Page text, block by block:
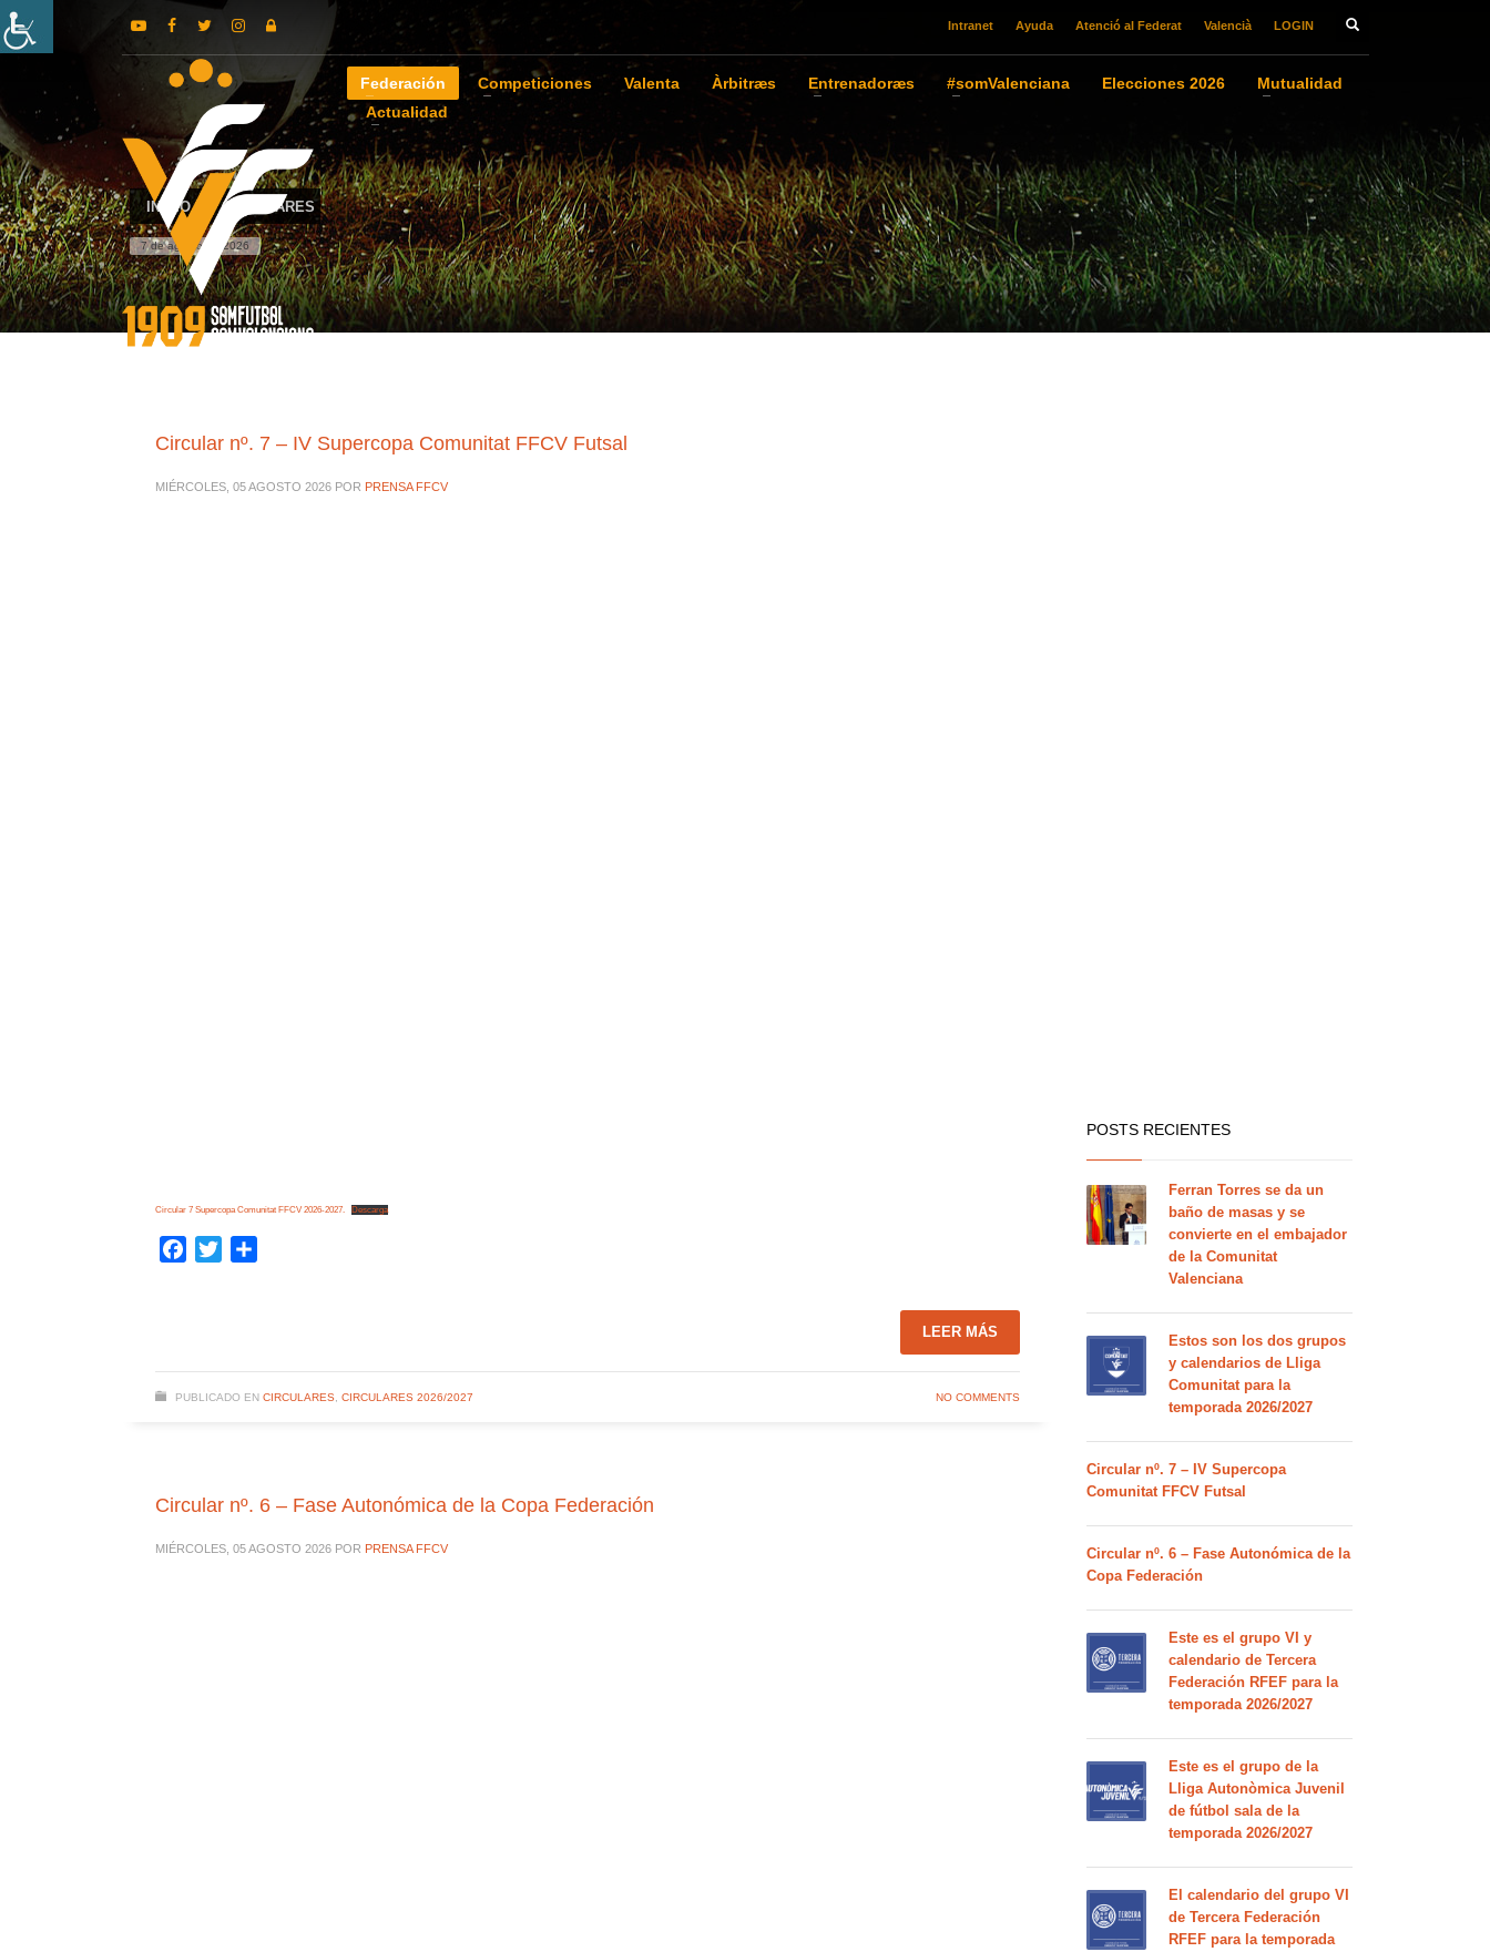
Intranet Ayuda Atenció al Federat Valencià LOGIN
Federación Competiciones Valenta Àrbitræs Entrenadoræs #somValenciana Elecciones 2026
Mutualidad
Actualidad
INICIO CIRCULARES
7 de agosto de 2026
Circular nº. 7 – IV Supercopa Comunitat FFCV Futsal
MIÉRCOLES, 05 AGOSTO 2026 POR PRENSA FFCV
Circular 7 Supercopa Comunitat FFCV 2026-2027. Descarga
Facebook
Twitter
LEER MÁS
PUBLICADO EN CIRCULARES, CIRCULARES 2026/2027 NO COMMENTS
Circular nº. 6 – Fase Autonómica de la Copa Federación
MIÉRCOLES, 05 AGOSTO 2026 POR PRENSA FFCV
POSTS RECIENTES
Ferran Torres se da un
baño de masas y se
convierte en el embajador
de la Comunitat
Valenciana
Estos son los dos grupos
y calendarios de Lliga
Comunitat para la
temporada 2026/2027
Circular nº. 7 – IV Supercopa
Comunitat FFCV Futsal
Circular nº. 6 – Fase Autonómica de la
Copa Federación
Este es el grupo VI y
calendario de Tercera
Federación RFEF para la
temporada 2026/2027
Este es el grupo de la
Lliga Autonòmica Juvenil
de fútbol sala de la
temporada 2026/2027
El calendario del grupo VI
de Tercera Federación
RFEF para la temporada